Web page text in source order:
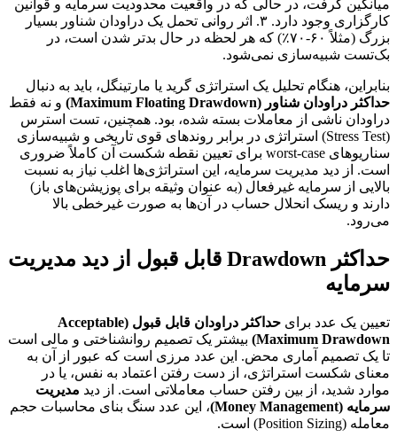
میانگین گرفت، در حالی که در واقعیت محدودیت سرمایه و قوانین
کارگزاری وجود دارد. ۳. اثر روانی تحمل یک دراودان شناور بسیار
بزرگ (مثلاً ۶۰-۷۰٪) که هر لحظه در حال بدتر شدن است، در
بک‌تست شبیه‌سازی نمی‌شود.
بنابراین، هنگام تحلیل یک استراتژی گرید یا مارتینگل، باید به دنبال
حداکثر دراودان شناور (Maximum Floating Drawdown)
و نه فقط
دراودان ناشی از معاملات بسته شده، بود. همچنین، تست استرس
(Stress Test) استراتژی در برابر روندهای قوی تاریخی و شبیه‌سازی
سناریوهای worst-case برای تعیین نقطه شکست آن کاملاً ضروری
است. از دید مدیریت سرمایه، این استراتژی‌ها اغلب نیاز به نسبت
بالایی از سرمایه غیرفعال (به عنوان وثیقه برای پوزیشن‌های باز)
دارند و ریسک انحلال حساب در آن‌ها به صورت غیرخطی بالا
می‌رود.
حداکثر Drawdown قابل قبول از دید مدیریت
سرمایه
تعیین یک عدد برای
حداکثر دراودان قابل قبول (Acceptable
Maximum Drawdown) بیشتر یک تصمیم روانشناختی و مالی است
تا یک تصمیم آماری محض. این عدد مرزی است که عبور از آن به
معنای شکست استراتژی، از دست رفتن اعتماد به نفس، یا در
موارد شدید، از بین رفتن حساب معاملاتی است. از دید مدیریت
سرمایه (Money Management)
، این عدد سنگ بنای محاسبات حجم
معامله (Position Sizing) است.